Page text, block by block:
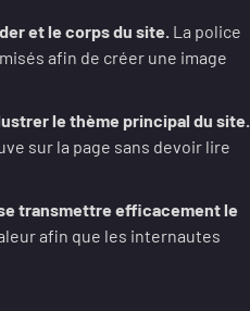
et le corps du site. La police
afin de créer une image
le thème principal du site.
sur la page sans devoir lire
transmettre efficacement le
afin que les internautes